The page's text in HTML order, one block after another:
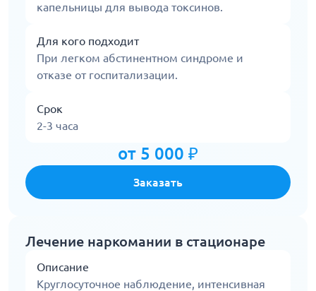
капельницы для вывода токсинов.
Для кого подходит
При легком абстинентном синдроме и
отказе от госпитализации.
Срок
2-3 часа
от 5 000 ₽
Заказать
Лечение наркомании в стационаре
Описание
Круглосуточное наблюдение, интенсивная